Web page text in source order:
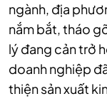
ngành, địa
nắm bắt, tháo
lý đang cản trở
doanh nghiệp
thiện sản xuất